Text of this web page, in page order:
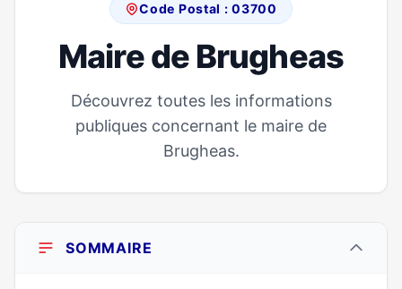
Code Postal : 03700
Maire de Brugheas
Découvrez toutes les informations
publiques concernant le maire de
Brugheas.
SOMMAIRE